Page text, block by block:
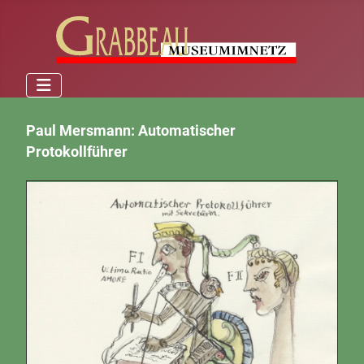
Paul Mersmann: Automatischer
Protokollführer